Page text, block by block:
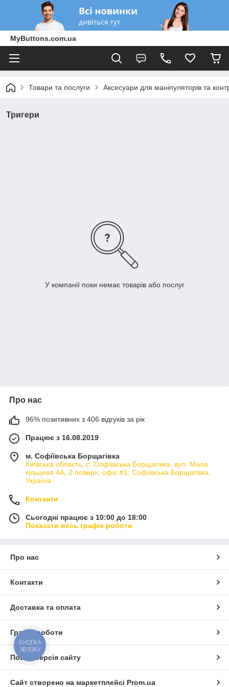
MyButtons.com.ua
Товари та послуги Аксесуари для маніпуляторів та
Тригери
У компанії поки немає товарів або послуг
Про нас
96% позитивних з 406 відгуків за рік
Працює з 16.08.2019
м. Софіївська Борщагівка
Київська область, с. Софіївська Борщагівка, вул. Мала
кільцева 4А, 2 поверх, офіс #1, Софіївська Борщагівка,
Україна
Контакти
Сьогодні працює з 10:00 до 18:00
Показати весь графік роботи
Про нас
Контакти
Доставка та оплата
Графік роботи
Повна версія сайту
Сайт створено на маркетплейсі Prom.ua
КНОПКА
ЗВ'ЯЗКУ